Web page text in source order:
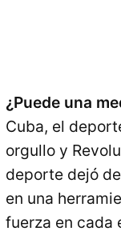
¿Puede una
Cuba, el
orgullo y
deporte dejó
en una
fuerza en cada